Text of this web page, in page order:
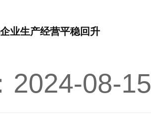
业生产经营平稳回升
2024-08-15